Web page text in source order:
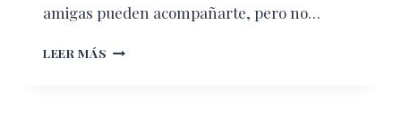
amigas pueden acompañarte, pero no…
LEER MÁS SIN